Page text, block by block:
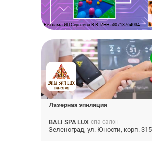
Реклама ИП Сергеева В.В. ИНН 500713764034
Лазерная эпиляция
BALI SPA LUX спа-салон
Зеленоград, ул. Юности, корп. 315